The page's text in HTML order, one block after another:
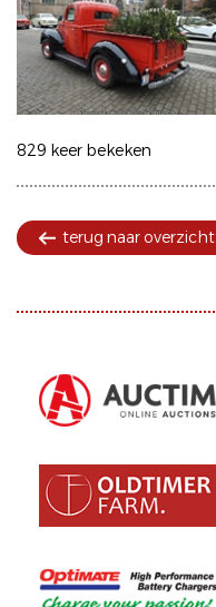
829 keer bekeken
terug naar overzicht